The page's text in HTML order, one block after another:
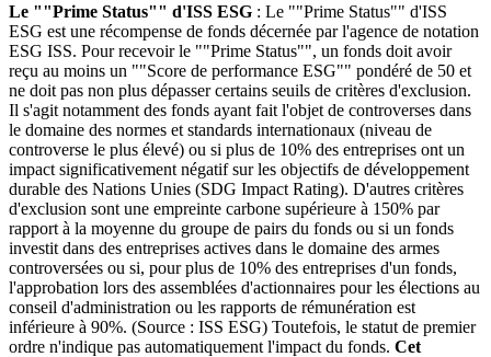
Le ""Prime Status"" d'ISS ESG : Le ""Prime Status"" d'ISS
ESG est une récompense de fonds décernée par l'agence de notation
ESG ISS. Pour recevoir le ""Prime Status"", un fonds doit avoir
reçu au moins un ""Score de performance ESG"" pondéré de 50 et
ne doit pas non plus dépasser certains seuils de critères d'exclusion.
Il s'agit notamment des fonds ayant fait l'objet de controverses dans
le domaine des normes et standards internationaux (niveau de
controverse le plus élevé) ou si plus de 10% des entreprises ont un
impact significativement négatif sur les objectifs de développement
durable des Nations Unies (SDG Impact Rating). D'autres critères
d'exclusion sont une empreinte carbone supérieure à 150% par
rapport à la moyenne du groupe de pairs du fonds ou si un fonds
investit dans des entreprises actives dans le domaine des armes
controversées ou si, pour plus de 10% des entreprises d'un fonds,
l'approbation lors des assemblées d'actionnaires pour les élections au
conseil d'administration ou les rapports de rémunération est
inférieure à 90%. (Source : ISS ESG) Toutefois, le statut de premier
ordre n'indique pas automatiquement l'impact du fonds. Cet